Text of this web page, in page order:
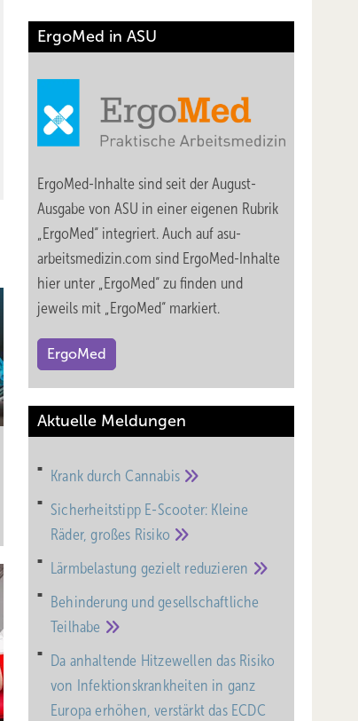
ErgoMed in ASU
ErgoMed-Inhalte sind seit der August-
Ausgabe von ASU in einer eigenen Rubrik
„ErgoMed“ integriert. Auch auf asu-
arbeitsmedizin.com sind ErgoMed-Inhalte
hier unter „ErgoMed“ zu finden und
jeweils mit „ErgoMed“ markiert.
ErgoMed
Aktuelle Meldungen
Krank durchCannabis
Sicherheitstipp E-Scooter: Kleine
Räder, großes Risiko
Lärmbelastung gezielt reduzieren
Behinderung und gesell­schaft­liche
Teil­habe
Da anhaltende Hitzewellen das Risiko
von Infektionskrankheiten in ganz
Europa erhöhen, verstärkt das ECDC